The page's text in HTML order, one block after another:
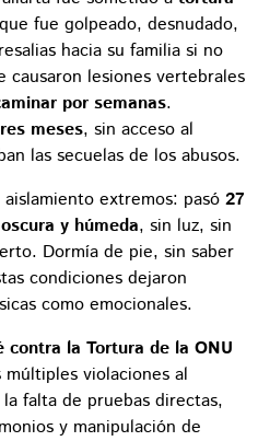
fue golpeado, desnudado,
hacia su familia si no
causaron lesiones vertebrales
por semanas.
meses, sin acceso al
las secuelas de los abusos.
extremos: pasó 27
y húmeda, sin luz, sin
Dormía de pie, sin saber
condiciones dejaron
como emocionales.
contra la Tortura de la ONU
violaciones al
falta de pruebas directas,
y manipulación de